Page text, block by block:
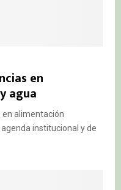
en
agua
en alimentación
institucional y de